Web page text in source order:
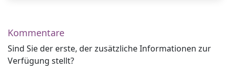
Kommentare
Sind Sie der erste, der zusätzliche Informationen zur
Verfügung stellt?